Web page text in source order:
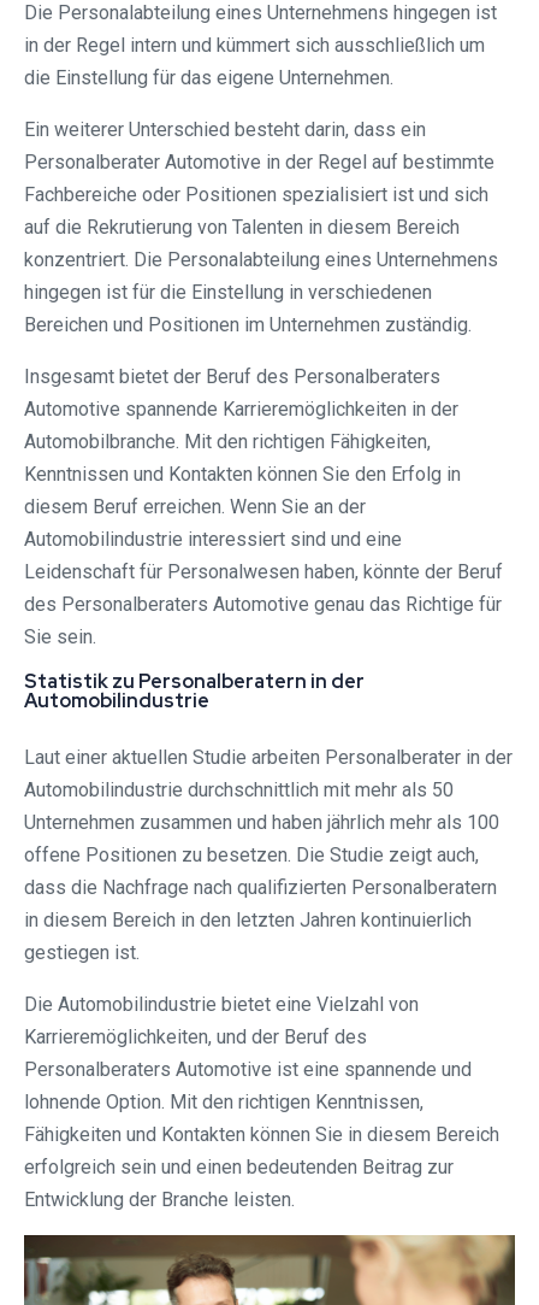
Die Personalabteilung eines Unternehmens hingegen ist
in der Regel intern und kümmert sich ausschließlich um
die Einstellung für das eigene Unternehmen.
Ein weiterer Unterschied besteht darin, dass ein
Personalberater Automotive in der Regel auf bestimmte
Fachbereiche oder Positionen spezialisiert ist und sich
auf die Rekrutierung von Talenten in diesem Bereich
konzentriert. Die Personalabteilung eines Unternehmens
hingegen ist für die Einstellung in verschiedenen
Bereichen und Positionen im Unternehmen zuständig.
Insgesamt bietet der Beruf des Personalberaters
Automotive spannende Karrieremöglichkeiten in der
Automobilbranche. Mit den richtigen Fähigkeiten,
Kenntnissen und Kontakten können Sie den Erfolg in
diesem Beruf erreichen. Wenn Sie an der
Automobilindustrie interessiert sind und eine
Leidenschaft für Personalwesen haben, könnte der Beruf
des Personalberaters Automotive genau das Richtige für
Sie sein.
Statistik zu Personalberatern in der
Automobilindustrie
Laut einer aktuellen Studie arbeiten Personalberater in der
Automobilindustrie durchschnittlich mit mehr als 50
Unternehmen zusammen und haben jährlich mehr als 100
offene Positionen zu besetzen. Die Studie zeigt auch,
dass die Nachfrage nach qualifizierten Personalberatern
in diesem Bereich in den letzten Jahren kontinuierlich
gestiegen ist.
Die Automobilindustrie bietet eine Vielzahl von
Karrieremöglichkeiten, und der Beruf des
Personalberaters Automotive ist eine spannende und
lohnende Option. Mit den richtigen Kenntnissen,
Fähigkeiten und Kontakten können Sie in diesem Bereich
erfolgreich sein und einen bedeutenden Beitrag zur
Entwicklung der Branche leisten.